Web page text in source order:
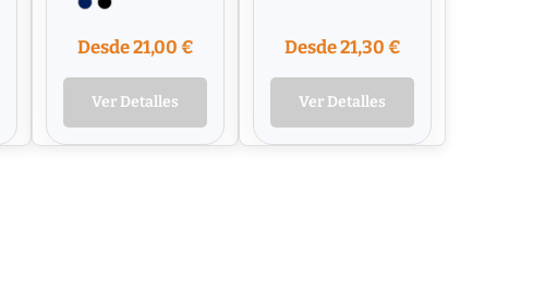
Desde 21,00 €
Ver Detalles
Desde 21,30 €
Ver Detalles